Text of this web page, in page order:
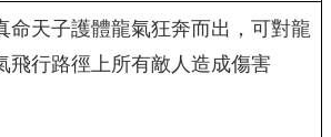
命天子護體龍氣狂奔而出，可對龍
飛行路徑上所有敵人造成傷害